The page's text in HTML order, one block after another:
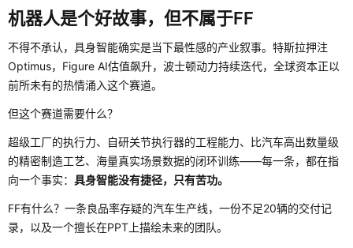
机器人是个好故事，但不属于FF
不得不承认，具身智能确实是当下最性感的产业叙事。特斯拉押注
Optimus，Figure AI估值飙升，波士顿动力持续迭代，全球资本正以
前所未有的热情涌入这个赛道。
但这个赛道需要什么？
超级工厂的执行力、自研关节执行器的工程能力、比汽车高出数量级
的精密制造工艺、海量真实场景数据的闭环训练——每一条，都在指
向一个事实： 具身智能没有捷径，只有苦功。
FF有什么？一条良品率存疑的汽车生产线，一份不足20辆的交付记
录，以及一个擅长在PPT上描绘未来的团队。